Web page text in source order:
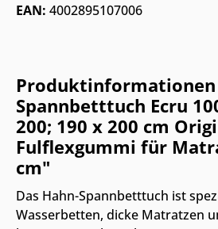
EAN: 4002895107006
Produktinformationen
Spannbetttuch Ecru
200; 190 x 200 cm
Fulflexgummi für
cm"
Das Hahn-Spannbetttuch ist
Wasserbetten, dicke Matratzen